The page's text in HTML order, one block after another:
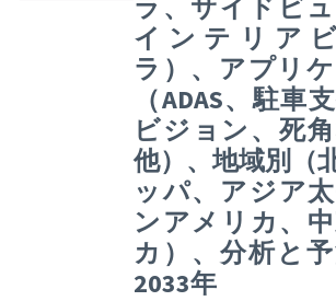
ラ、サイドビュ
インテリア
ラ）、アプリ
（ADAS、駐車
ビジョン、死
他）、地域別（
ッパ、アジア
ンアメリカ、
カ）、分析と
2033年